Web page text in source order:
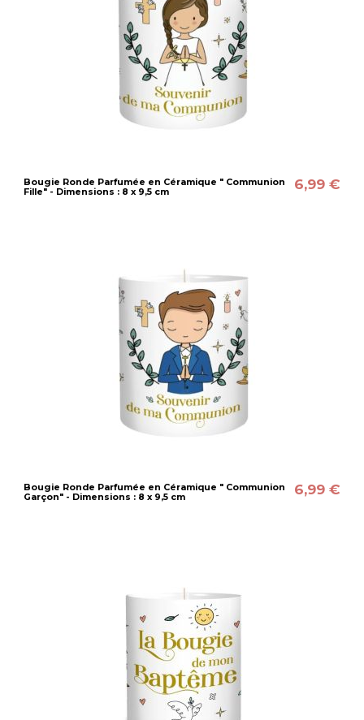
Bougie Ronde Parfumée en Céramique " Communion
Fille" - Dimensions : 8 x 9,5 cm
6,99 €
Bougie Ronde Parfumée en Céramique " Communion
Garçon" - Dimensions : 8 x 9,5 cm
6,99 €